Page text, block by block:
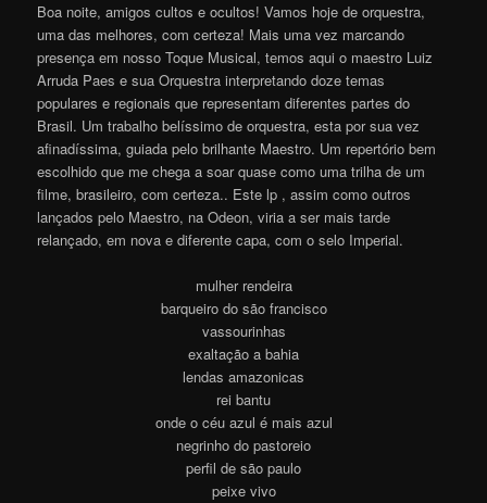
Boa noite, amigos cultos e ocultos! Vamos hoje de orquestra,
uma das melhores, com certeza! Mais uma vez marcando
presença em nosso Toque Musical, temos aqui o maestro Luiz
Arruda Paes e sua Orquestra interpretando doze temas
populares e regionais que representam diferentes partes do
Brasil. Um trabalho belíssimo de orquestra, esta por sua vez
afinadíssima, guiada pelo brilhante Maestro. Um repertório bem
escolhido que me chega a soar quase como uma trilha de um
filme, brasileiro, com certeza.. Este lp , assim como outros
lançados pelo Maestro, na Odeon, viria a ser mais tarde
relançado, em nova e diferente capa, com o selo Imperial.
mulher rendeira
barqueiro do são francisco
vassourinhas
exaltação a bahia
lendas amazonicas
rei bantu
onde o céu azul é mais azul
negrinho do pastoreio
perfil de são paulo
peixe vivo